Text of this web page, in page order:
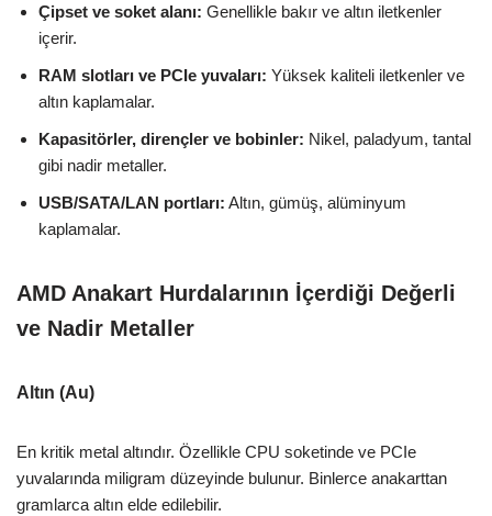
Çipset ve soket alanı: Genellikle bakır ve altın iletkenler
içerir.
RAM slotları ve PCIe yuvaları: Yüksek kaliteli iletkenler ve
altın kaplamalar.
Kapasitörler, dirençler ve bobinler: Nikel, paladyum, tantal
gibi nadir metaller.
USB/SATA/LAN portları: Altın, gümüş, alüminyum
kaplamalar.
AMD Anakart Hurdalarının İçerdiği Değerli
ve Nadir Metaller
Altın (Au)
En kritik metal altındır. Özellikle CPU soketinde ve PCIe
yuvalarında miligram düzeyinde bulunur. Binlerce anakarttan
gramlarca altın elde edilebilir.